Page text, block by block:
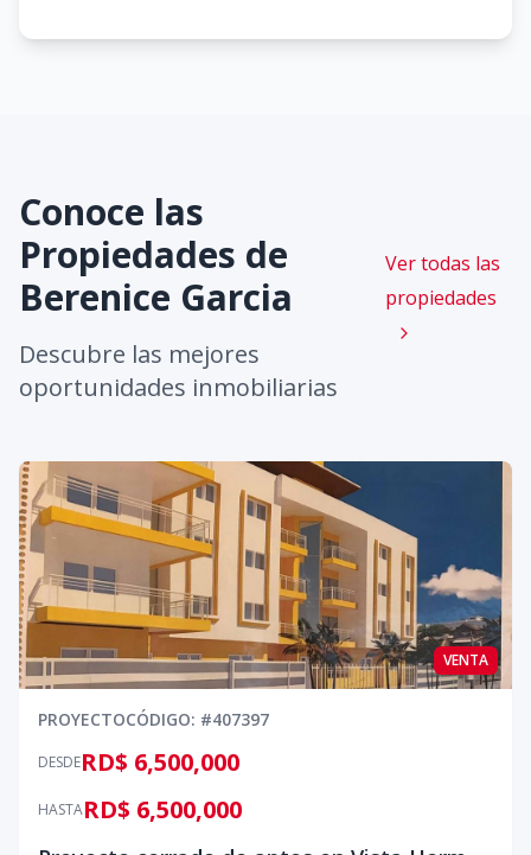
Conoce las
Propiedades de
Berenice Garcia
Descubre las mejores
oportunidades inmobiliarias
Ver todas las
propiedades
VENTA
PROYECTOCÓDIGO: #407397
DESDERD$ 6,500,000
HASTARD$ 6,500,000